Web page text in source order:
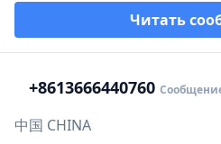
Читать
+8613666440760
中国 CHINA